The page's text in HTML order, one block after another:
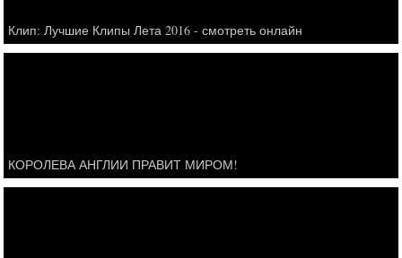
Клип: Лучшие Клипы Лета 2016 - смотреть онлайн
КОРОЛЕВА АНГЛИИ ПРАВИТ МИРОМ!